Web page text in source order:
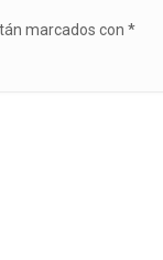
marcados con *